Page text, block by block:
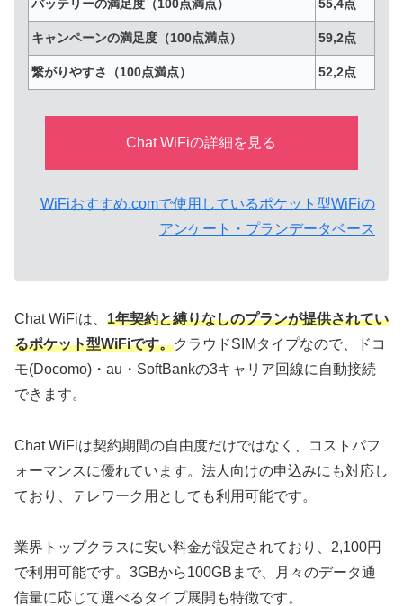
バッテリーの満足度（100点満点） 55,4点
キャンペーンの満足度（100点満点） 59,2点
繋がりやすさ（100点満点） 52,2点
Chat WiFiの詳細を見る
WiFiおすすめ.comで使用しているポケット型WiFiの
アンケート・プランデータベース
Chat WiFiは、 1年契約と縛りなしのプランが提供されてい
るポケット型WiFiです。クラウドSIMタイプなので、ドコ
モ(Docomo)・au・SoftBankの3キャリア回線に自動接続
できます。
Chat WiFiは契約期間の自由度だけではなく、コストパフ
ォーマンスに優れています。法人向けの申込みにも対応し
ており、テレワーク用としても利用可能です。
業界トップクラスに安い料金が設定されており、2,100円
で利用可能です。3GBから100GBまで、月々のデータ通
信量に応じて選べるタイプ展開も特徴です。